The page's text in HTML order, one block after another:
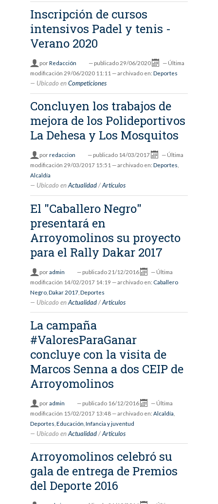
Inscripción de cursos
intensivos Padel y tenis -
Verano 2020
porRedacción — publicado 29/06/2020 — Última
modificación 29/06/2020 11:11 — archivado en: Deportes
Ubicado en Competiciones
Concluyen los trabajos de
mejora de los Polideportivos
La Dehesa y Los Mosquitos
porredaccion — publicado 14/03/2017 — Última
modificación 29/03/2017 15:51 — archivado en: Deportes
Alcaldía
Ubicado en Actualidad /Artículos
El "Caballero Negro"
presentará en
Arroyomolinos su proyecto
para el Rally Dakar 2017
poradmin — publicado 21/12/2016 — Última
modificación 14/02/2017 14:19 — archivado en: Caballero
Negro, Dakar 2017, Deportes
Ubicado en Actualidad /Artículos
La campaña
#ValoresParaGanar
concluye con la visita de
Marcos Senna a dos CEIP de
Arroyomolinos
poradmin — publicado 16/12/2016 — Última
modificación 15/02/2017 13:48 — archivado en: Alcaldía
Deportes Educación Infancia y juventud
Ubicado en Actualidad /Artículos
Arroyomolinos celebró su
gala de entrega de Premios
del Deporte 2016